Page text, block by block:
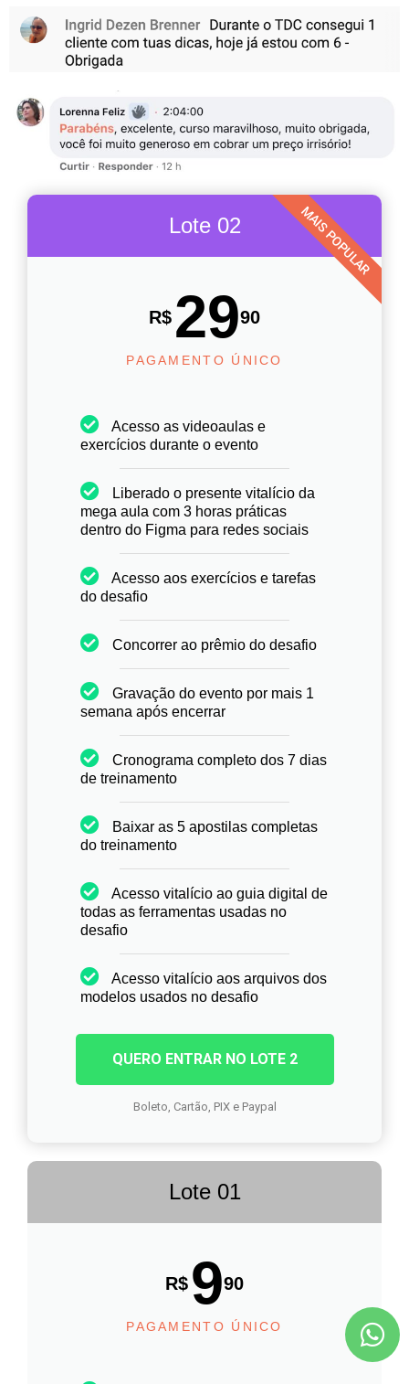
Lote 01
R$ 990
PAGAMENTO ÚNICO
Lote 02
R$ 2990
PAGAMENTO ÚNICO
Acesso as videoaulas e
exercícios durante o evento
Liberado o presente vitalício da
mega aula com 3 horas práticas
dentro do Figma para redes sociais
Acesso aos exercícios e tarefas
do desafio
Concorrer ao prêmio do desafio
Gravação do evento por mais 1
semana após encerrar
Cronograma completo dos 7 dias
de treinamento
Baixar as 5 apostilas completas
do treinamento
Acesso vitalício ao guia digital de
todas as ferramentas usadas no
desafio
Acesso vitalício aos arquivos dos
modelos usados no desafio
QUERO ENTRAR NO LOTE 2
Boleto, Cartão, PIX e Paypal
MAIS POPULAR